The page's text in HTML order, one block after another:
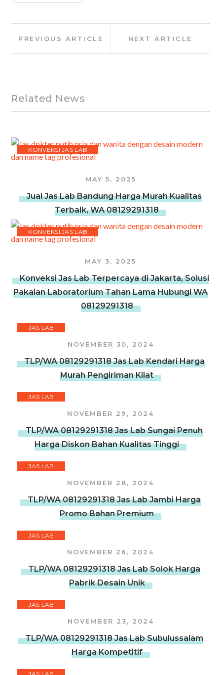
navigation
PREVIOUS ARTICLE NEXT ARTICLE
Related News
KONVEKSI JAS LAB
MAY 5, 2025
Jual Jas Lab Bandung Harga Murah Kualitas
Terbaik, WA 08129291318
KONVEKSI JAS LAB
MAY 3, 2025
Konveksi Jas Lab Terpercaya di Jakarta, Solusi
Pakaian Laboratorium Tahan Lama Hubungi WA
08129291318
JAS LAB
NOVEMBER 30, 2024
TLP/WA 08129291318 Jas Lab Kendari Harga
Murah Pengiriman Kilat
JAS LAB
NOVEMBER 29, 2024
TLP/WA 08129291318 Jas Lab Sungai Penuh
Harga Diskon Bahan Kualitas Tinggi
JAS LAB
NOVEMBER 28, 2024
TLP/WA 08129291318 Jas Lab Jambi Harga
Promo Bahan Premium
JAS LAB
NOVEMBER 26, 2024
TLP/WA 08129291318 Jas Lab Solok Harga
Pabrik Desain Unik
JAS LAB
NOVEMBER 23, 2024
TLP/WA 08129291318 Jas Lab Subulussalam
Harga Kompetitif